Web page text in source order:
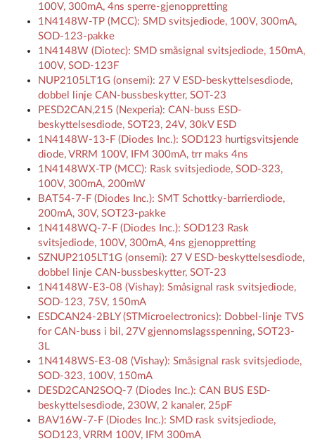
100V, 300mA, 4ns sperre-gjenoppretting
1N4148W-TP (MCC): SMD svitsjediode, 100V, 300mA,
SOD-123-pakke
1N4148W (Diotec): SMD småsignal svitsjediode, 150mA,
100V, SOD-123F
NUP2105LT1G (onsemi): 27 V ESD-beskyttelsesdiode,
dobbel linje CAN-bussbeskytter, SOT-23
PESD2CAN,215 (Nexperia): CAN-buss ESD-
beskyttelsesdiode, SOT23, 24V, 30kV ESD
1N4148W-13-F (Diodes Inc.): SOD123 hurtigsvitsjende
diode, VRRM 100V, IFM 300mA, trr maks 4ns
1N4148WX-TP (MCC): Rask svitsjediode, SOD-323,
100V, 300mA, 200mW
BAT54-7-F (Diodes Inc.): SMT Schottky-barrierdiode,
200mA, 30V, SOT23-pakke
1N4148WQ-7-F (Diodes Inc.): SOD123 Rask
svitsjediode, 100V, 300mA, 4ns gjenoppretting
SZNUP2105LT1G (onsemi): 27 V ESD-beskyttelsesdiode,
dobbel linje CAN-bussbeskytter, SOT-23
1N4148W-E3-08 (Vishay): Småsignal rask svitsjediode,
SOD-123, 75V, 150mA
ESDCAN24-2BLY (STMicroelectronics): Dobbel-linje TVS
for CAN-buss i bil, 27V gjennomslagsspenning, SOT23-
3L
1N4148WS-E3-08 (Vishay): Småsignal rask svitsjediode,
SOD-323, 100V, 150mA
DESD2CAN2SOQ-7 (Diodes Inc.): CAN BUS ESD-
beskyttelsesdiode, 230W, 2 kanaler, 25pF
BAV16W-7-F (Diodes Inc.): SMD rask svitsjediode,
SOD123, VRRM 100V, IFM 300mA